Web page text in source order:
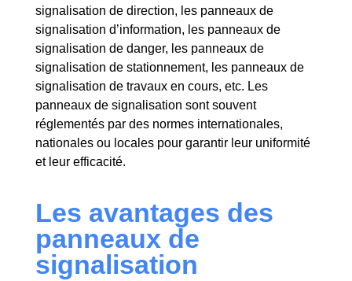
signalisation de direction, les panneaux de
signalisation d’information, les panneaux de
signalisation de danger, les panneaux de
signalisation de stationnement, les panneaux de
signalisation de travaux en cours, etc. Les
panneaux de signalisation sont souvent
réglementés par des normes internationales,
nationales ou locales pour garantir leur uniformité
et leur efficacité.
Les avantages des
panneaux de
signalisation